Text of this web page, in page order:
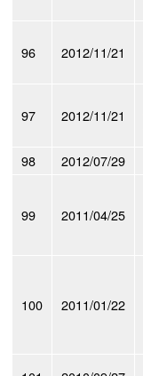
96 2012/11/21
97 2012/11/21
98 2012/07/29
99 2011/04/25
100 2011/01/22